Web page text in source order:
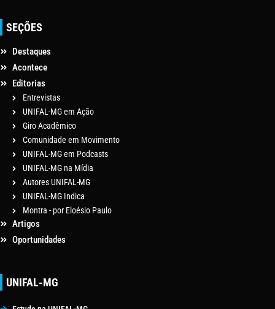
SEÇÕES
Destaques
Acontece
Editorias
Entrevistas
UNIFAL-MG em Ação
Giro Acadêmico
Comunidade em Movimento
UNIFAL-MG em Podcasts
UNIFAL-MG na Mídia
Autores UNIFAL-MG
UNIFAL-MG Indica
Montra - por Eloésio Paulo
Artigos
Oportunidades
UNIFAL-MG